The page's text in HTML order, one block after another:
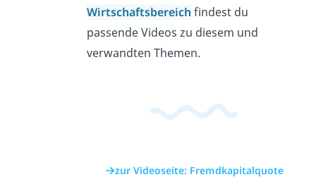
Wirtschaftsbereich findest du
passende Videos zu diesem und
verwandten Themen.
zur Videoseite: Fremdkapitalquote